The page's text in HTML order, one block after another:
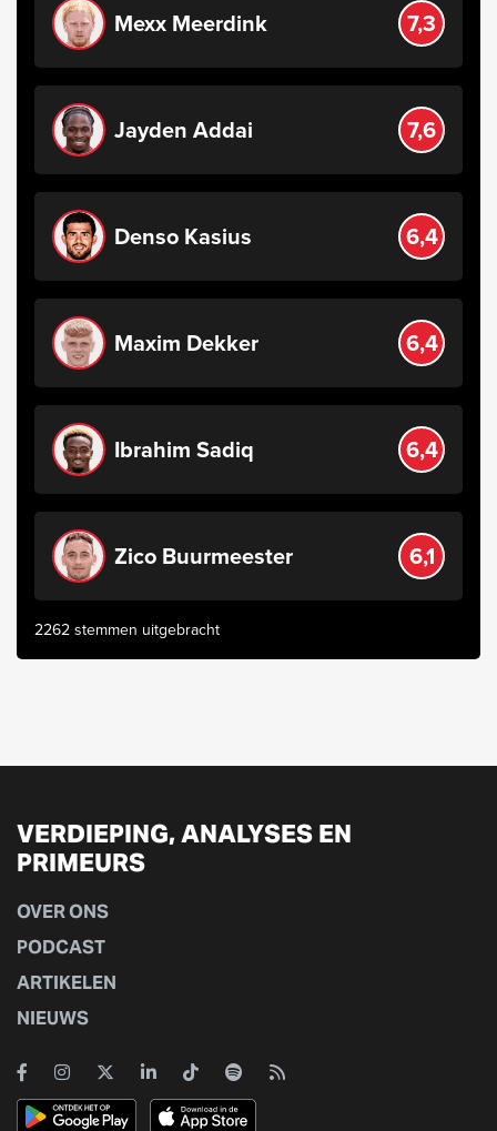
Mexx Meerdink 7,3
Jayden Addai 7,6
Denso Kasius 6,4
Maxim Dekker 6,4
Ibrahim Sadiq 6,4
Zico Buurmeester 6,1
2262 stemmen uitgebracht
VERDIEPING, ANALYSES EN
PRIMEURS
OVER ONS
PODCAST
ARTIKELEN
NIEUWS